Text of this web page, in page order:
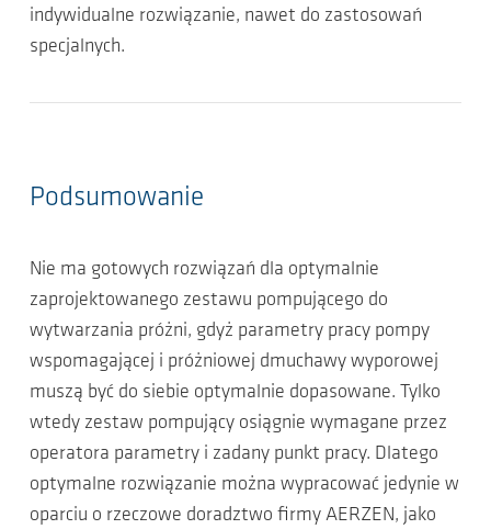
indywidualne rozwiązanie, nawet do zastosowań
specjalnych.
Podsumowanie
Nie ma gotowych rozwiązań dla optymalnie
zaprojektowanego zestawu pompującego do
wytwarzania próżni, gdyż parametry pracy pompy
wspomagającej i próżniowej dmuchawy wyporowej
muszą być do siebie optymalnie dopasowane. Tylko
wtedy zestaw pompujący osiągnie wymagane przez
operatora parametry i zadany punkt pracy. Dlatego
optymalne rozwiązanie można wypracować jedynie w
oparciu o rzeczowe doradztwo firmy AERZEN, jako